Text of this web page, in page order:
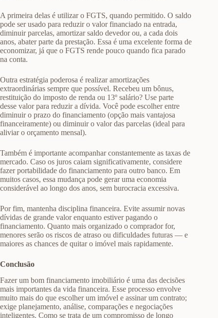
A primeira delas é utilizar o FGTS, quando permitido. O saldo
pode ser usado para reduzir o valor financiado na entrada,
diminuir parcelas, amortizar saldo devedor ou, a cada dois
anos, abater parte da prestação. Essa é uma excelente forma de
economizar, já que o FGTS rende pouco quando fica parado
na conta.
Outra estratégia poderosa é realizar amortizações
extraordinárias sempre que possível. Recebeu um bônus,
restituição do imposto de renda ou 13º salário? Use parte
desse valor para reduzir a dívida. Você pode escolher entre
diminuir o prazo do financiamento (opção mais vantajosa
financeiramente) ou diminuir o valor das parcelas (ideal para
aliviar o orçamento mensal).
Também é importante acompanhar constantemente as taxas de
mercado. Caso os juros caiam significativamente, considere
fazer portabilidade do financiamento para outro banco. Em
muitos casos, essa mudança pode gerar uma economia
considerável ao longo dos anos, sem burocracia excessiva.
Por fim, mantenha disciplina financeira. Evite assumir novas
dívidas de grande valor enquanto estiver pagando o
financiamento. Quanto mais organizado o comprador for,
menores serão os riscos de atraso ou dificuldades futuras — e
maiores as chances de quitar o imóvel mais rapidamente.
Conclusão
Fazer um bom financiamento imobiliário é uma das decisões
mais importantes da vida financeira. Esse processo envolve
muito mais do que escolher um imóvel e assinar um contrato;
exige planejamento, análise, comparações e negociações
inteligentes. Como se trata de um compromisso de longo